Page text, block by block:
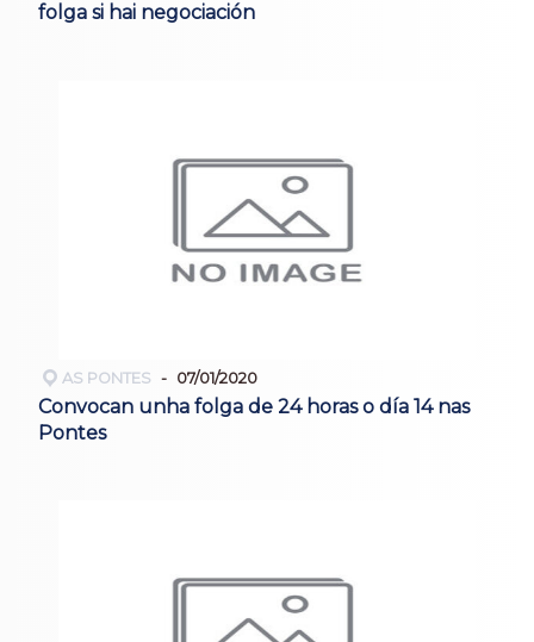
folga si hai negociación
AS PONTES 07/01/2020
Convocan unha folga de 24 horas o día 14 nas
Pontes